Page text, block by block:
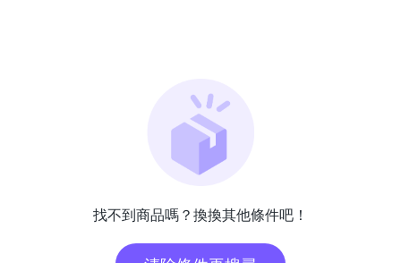
找不到商品嗎？換換其他條件吧！